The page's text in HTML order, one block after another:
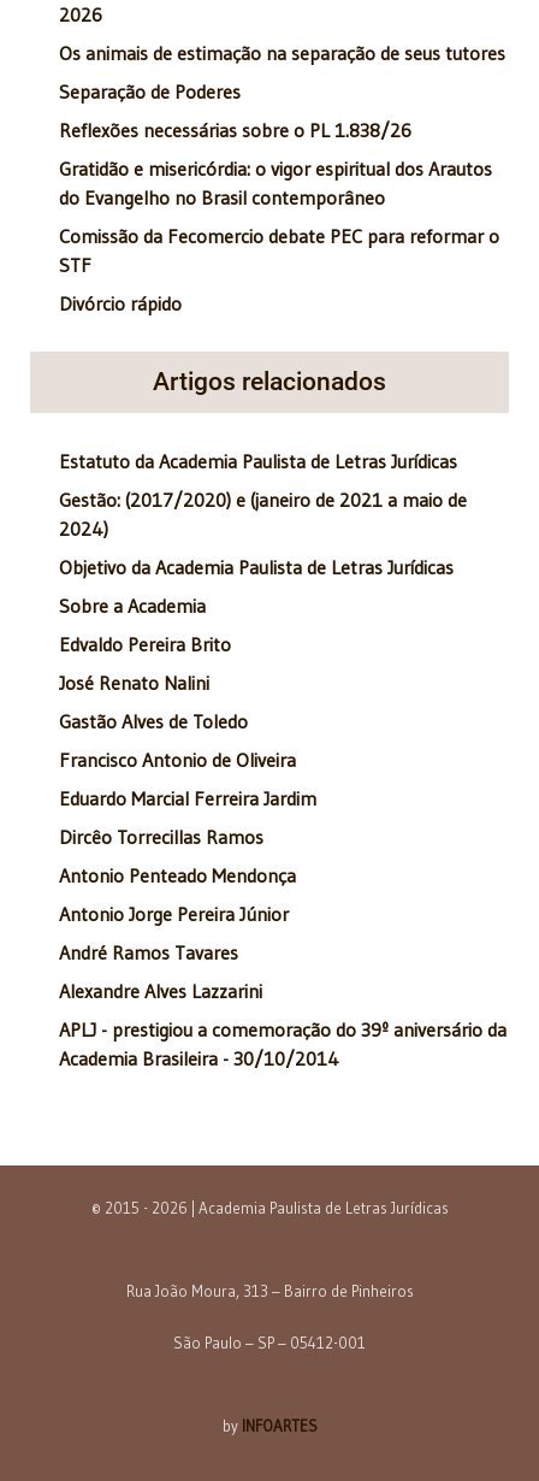
2026
Os animais de estimação na separação de seus tutores
Separação de Poderes
Reflexões necessárias sobre o PL 1.838/26
Gratidão e misericórdia: o vigor espiritual dos Arautos
do Evangelho no Brasil contemporâneo
Comissão da Fecomercio debate PEC para reformar o
STF
Divórcio rápido
Artigos relacionados
Estatuto da Academia Paulista de Letras Jurídicas
Gestão: (2017/2020) e (janeiro de 2021 a maio de
2024)
Objetivo da Academia Paulista de Letras Jurídicas
Sobre a Academia
Edvaldo Pereira Brito
José Renato Nalini
Gastão Alves de Toledo
Francisco Antonio de Oliveira
Eduardo Marcial Ferreira Jardim
Dircêo Torrecillas Ramos
Antonio Penteado Mendonça
Antonio Jorge Pereira Júnior
André Ramos Tavares
Alexandre Alves Lazzarini
APLJ - prestigiou a comemoração do 39º aniversário da
Academia Brasileira - 30/10/2014
© 2015 - 2026 | Academia Paulista de Letras Jurídicas
Rua João Moura, 313 – Bairro de Pinheiros
São Paulo – SP – 05412-001
by INFOARTES